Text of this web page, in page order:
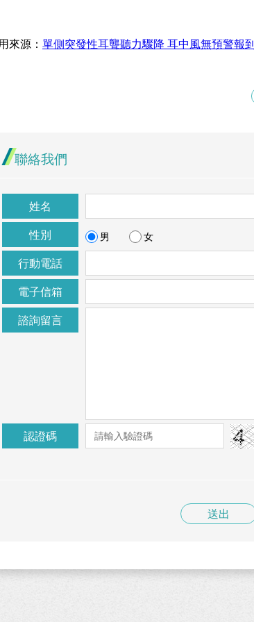
來源： 單側突發性耳聾聽力驟降 耳中風無預警報到
聯絡我們
姓名
性別 男 女
行動電話
電子信箱
諮詢留言
認證碼
送出